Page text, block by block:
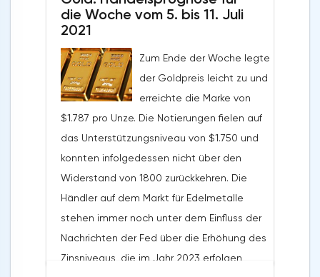
Nach Angaben von Eurostat schlossen die
Länder der Eurozone die fünf Monate des
Außenhandelsüberschuss von 79,7 Milliarden
Euro ab, was 21% über dem positiven Saldo
des Vorjahreszeitraums liegt. Die Exporte
beliefen sich im genannten Zeitraum auf
957,9 Milliarden Euro, ein Plus von 13,3 % im
Jahresvergleich. Das Volumen der Importe
stieg um 12,7% und betrug 878,2 Milliarden
Euro. Der Außenhandelsüberschuss der EU
wurde im Mai dieses Jahres mit 7,9
Milliarden Dollar verzeichnet. Im Mai letzten
Jahres lag dieser Wert bei 6,6 Milliarden
die Woche vom 5. bis 11. Juli
2021
Zum Ende der Woche legte
der Goldpreis leicht zu und
erreichte die Marke von
$1.787 pro Unze. Die Notierungen fielen auf
das Unterstützungsniveau von $1.750 und
konnten infolgedessen nicht über den
Widerstand von 1800 zurückkehren. Die
Händler auf dem Markt für Edelmetalle
stehen immer noch unter dem Einfluss der
Nachrichten der Fed über die Erhöhung des
Zinsniveaus, die im Jahr 2023 erfolgen